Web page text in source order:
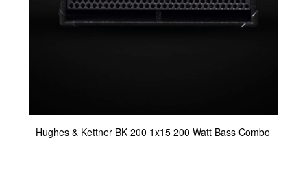
Hughes & Kettner BK 200 1x15 200 Watt Bass Combo